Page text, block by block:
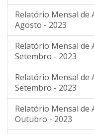
Relatório Mensal de
Agosto - 2023
Relatório Mensal de
Setembro - 2023
Relatório Mensal de
Setembro - 2023
Relatório Mensal de
Outubro - 2023